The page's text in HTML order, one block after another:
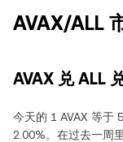
AVAX/ALL
AVAX 兑 ALL
今天的 1 AVAX 等于
2.00%。在过去一周